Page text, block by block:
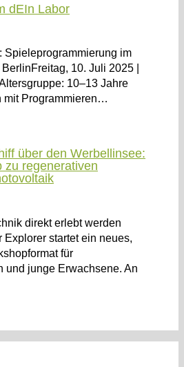
dEIn Labor
Spieleprogrammierung im
10. Juli 2025 |
10–13 Jahre
mit Programmieren…
über den Werbellinsee:
zu regenerativen
direkt erlebt werden
Explorer startet ein neues,
für
und junge Erwachsene. An